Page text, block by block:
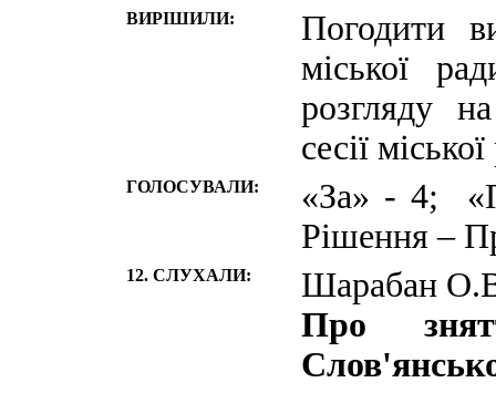
ВИРІШИЛИ:
Погодити
міської
розгляду
сесії
ГОЛОСУВАЛИ:
«За» - 4;
Рішення –
12. СЛУХАЛИ:
Шарабан
Про